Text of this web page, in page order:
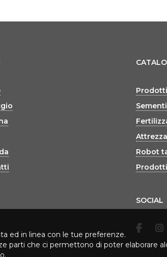
Sementi
Robot
SOCIAL
ed in linea con le tue preferenze.
parti che ci permettono di poter elaborare